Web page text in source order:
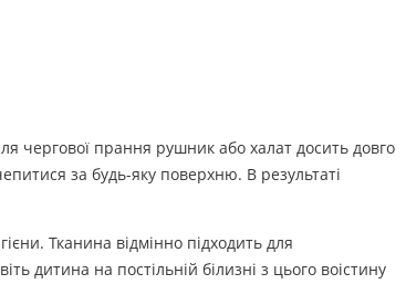
чергової прання рушник або халат досить довго
за будь-яку поверхню. В результаті
Тканина відмінно підходить для
дитина на постільній білизні з цього воістину